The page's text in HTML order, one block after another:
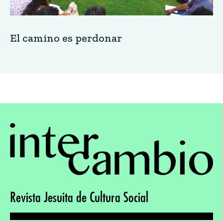
El camino es perdonar
Revista Jesuita de Cultura Social